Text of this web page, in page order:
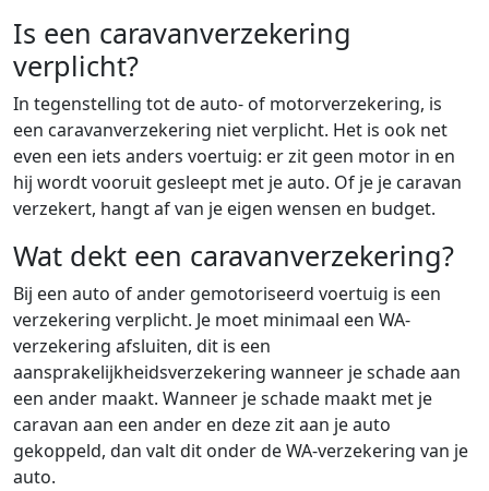
Is een caravanverzekering
verplicht?
In tegenstelling tot de auto- of motorverzekering, is
een caravanverzekering niet verplicht. Het is ook net
even een iets anders voertuig: er zit geen motor in en
hij wordt vooruit gesleept met je auto. Of je je caravan
verzekert, hangt af van je eigen wensen en budget.
Wat dekt een caravanverzekering?
Bij een auto of ander gemotoriseerd voertuig is een
verzekering verplicht. Je moet minimaal een WA-
verzekering afsluiten, dit is een
aansprakelijkheidsverzekering wanneer je schade aan
een ander maakt. Wanneer je schade maakt met je
caravan aan een ander en deze zit aan je auto
gekoppeld, dan valt dit onder de WA-verzekering van je
auto.